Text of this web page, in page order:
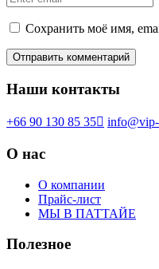
Сохранить моё имя,
Наши контакты
+66 90 130 85 35
О нас
О компании
Прайс-лист
МЫ В ПАТТАЙЕ
Полезное